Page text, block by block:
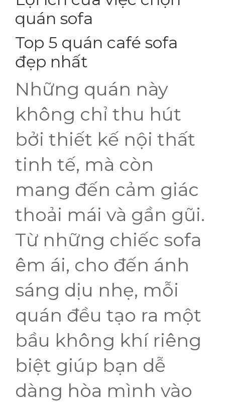
quán sofa
Top 5 quán café sofa
đẹp nhất
Những quán này
không chỉ thu hút
bởi thiết kế nội thất
tinh tế, mà còn
mang đến cảm giác
thoải mái và gần gũi.
Từ những chiếc sofa
êm ái, cho đến ánh
sáng dịu nhẹ, mỗi
quán đều tạo ra một
bầu không khí riêng
biệt giúp bạn dễ
dàng hòa mình vào